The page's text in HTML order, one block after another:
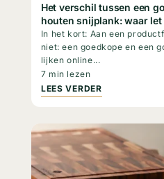
Het verschil tussen een
houten snijplank: waar let
In het kort: Aan een
niet: een goedkope en een
lijken online...
7 min lezen
LEES VERDER